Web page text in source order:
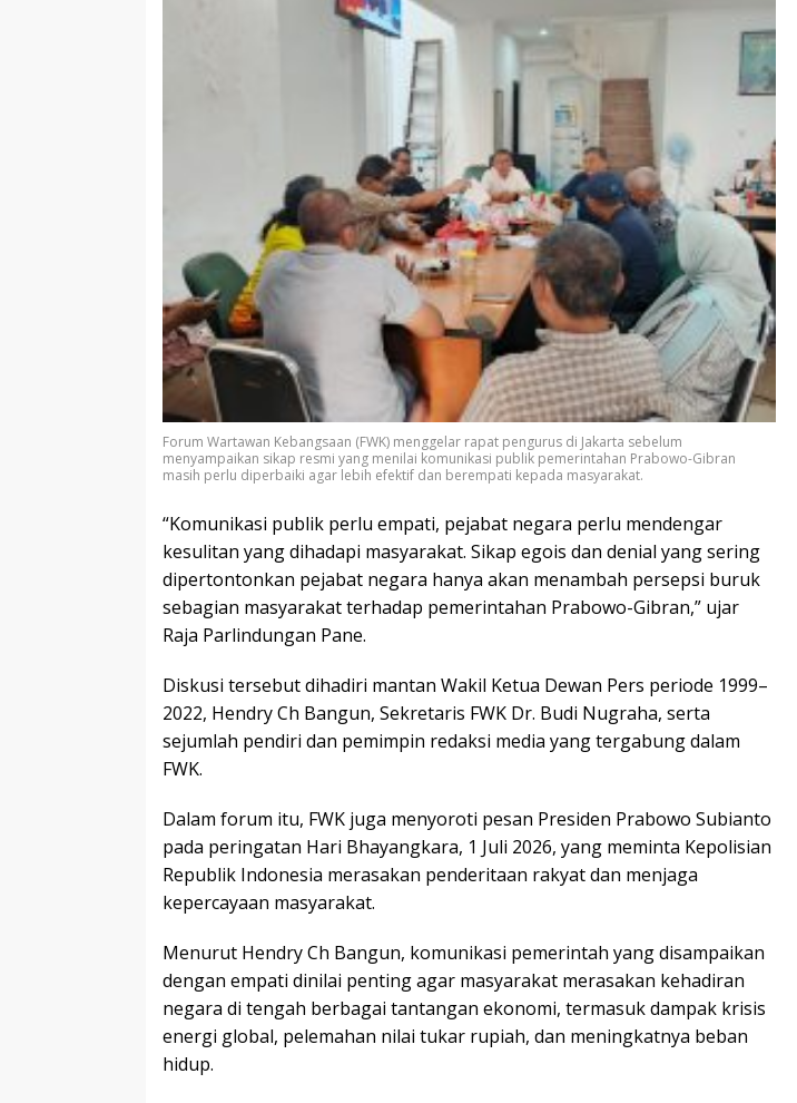
Forum Wartawan Kebangsaan (FWK) menggelar rapat pengurus di Jakarta sebelum
menyampaikan sikap resmi yang menilai komunikasi publik pemerintahan Prabowo-Gibran
masih perlu diperbaiki agar lebih efektif dan berempati kepada masyarakat.
“Komunikasi publik perlu empati, pejabat negara perlu mendengar
kesulitan yang dihadapi masyarakat. Sikap egois dan denial yang sering
dipertontonkan pejabat negara hanya akan menambah persepsi buruk
sebagian masyarakat terhadap pemerintahan Prabowo-Gibran,” ujar
Raja Parlindungan Pane.
Diskusi tersebut dihadiri mantan Wakil Ketua Dewan Pers periode 1999–
2022, Hendry Ch Bangun, Sekretaris FWK Dr. Budi Nugraha, serta
sejumlah pendiri dan pemimpin redaksi media yang tergabung dalam
FWK.
Dalam forum itu, FWK juga menyoroti pesan Presiden Prabowo Subianto
pada peringatan Hari Bhayangkara, 1 Juli 2026, yang meminta Kepolisian
Republik Indonesia merasakan penderitaan rakyat dan menjaga
kepercayaan masyarakat.
Menurut Hendry Ch Bangun, komunikasi pemerintah yang disampaikan
dengan empati dinilai penting agar masyarakat merasakan kehadiran
negara di tengah berbagai tantangan ekonomi, termasuk dampak krisis
energi global, pelemahan nilai tukar rupiah, dan meningkatnya beban
hidup.